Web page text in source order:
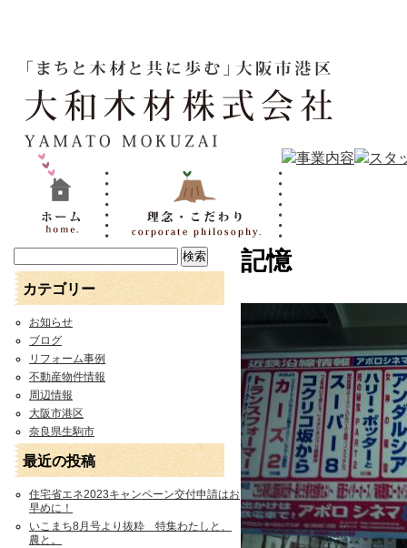
記憶
カテゴリー
お知らせ
ブログ
リフォーム事例
不動産物件情報
周辺情報
大阪市港区
奈良県生駒市
最近の投稿
住宅省エネ2023キャンペーン交付申請はお
早めに！
いこまち8月号より抜粋 特集わたしと、
農と。